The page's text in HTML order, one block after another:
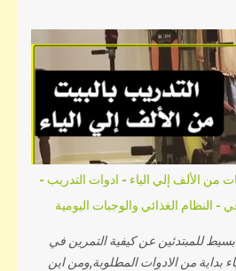
في خانة الوزن واختيار الجنس من
علي زر التالي كما موضح بالصوره
نشاطك البدني اليومي ثم قم باختيار
اذا كان خامل او نشيط او نشيط جدا
علي زر احسب سيظهر لك احتياجك
كما موضح بهذه الصوره وهذا الفيديو
السعرات اضغط هنا لمعرفة سعرات
اضغط هنا
من الألف إلي الياء - ادوات التدريب -
- النظام الغذائي والوجبات اليومية
للمبتدئين عن كيفية التمرين في
بداية من الادوات المطلوبة,ومن اين